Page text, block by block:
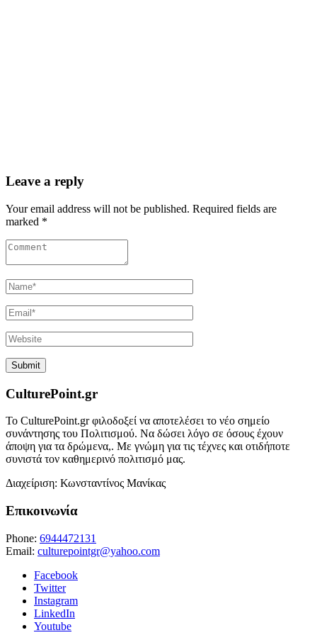
Leave a reply
Your email address will not be published. Required fields are
marked *
CulturePoint.gr
Το CulturePoint.gr φιλοδοξεί να αποτελέσει το νέο σημείο
συνάντησης του Πολιτισμού. Να δώσει λόγο σε όσους έχουν
άποψη για τα δρώμενα,. Με γνώμη για τις τέχνες και οτιδήποτε
συνιστά τον καθημερινό πολιτισμό μας.
Διαχείριση: Κωνσταντίνος Μανίκας
Επικοινωνία
Phone: 6944472131
Email: culturepointgr@yahoo.com
Facebook
Twitter
Instagram
LinkedIn
Youtube